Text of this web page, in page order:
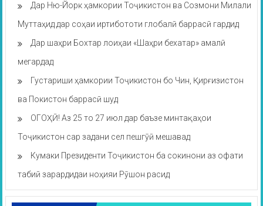
Дар Ню-Йорк ҳамкории Тоҷикистон ва Созмони Милали
Муттаҳид дар соҳаи иртибототи глобалӣ баррасӣ гардид
Дар шаҳри Бохтар лоиҳаи «Шаҳри бехатар» амалӣ
мегардад
Густариши ҳамкории Тоҷикистон бо Чин, Қирғизистон
ва Покистон баррасӣ шуд
ОГОҲӢ! Аз 25 то 27 июл дар баъзе минтақаҳои
Тоҷикистон сар задани сел пешгӯӣ мешавад
Кумаки Президенти Тоҷикистон ба сокинони аз офати
табиӣ зарардидаи ноҳияи Рӯшон расид